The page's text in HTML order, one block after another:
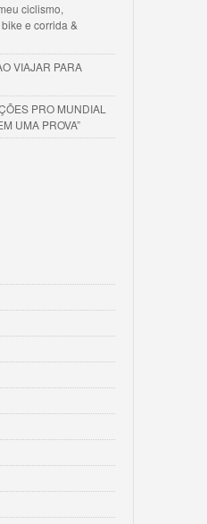
ciclismo,
e corrida &
VIAJAR PARA
PRO MUNDIAL
UMA PROVA”